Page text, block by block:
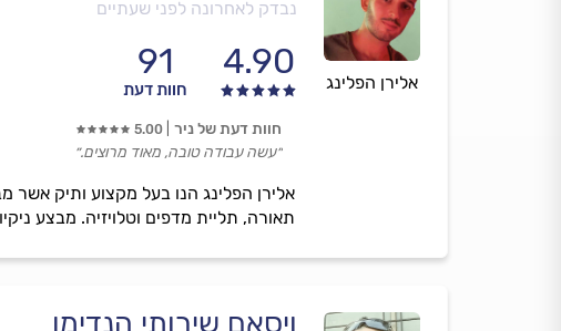
אלירן הפלינג
נבדק לאחרונה לפני שעתיים
4.90
91
חוות דעת
אלירן הפלינג הנו בעל מקצוע ותיק אשר
תאורה, תליית מדפים וטלויזיה. מבצע
חוות דעת של ניר 5.00
״עשה עבודה טובה, מאוד מרוצים.״
ויסאם שירותי הנדימן